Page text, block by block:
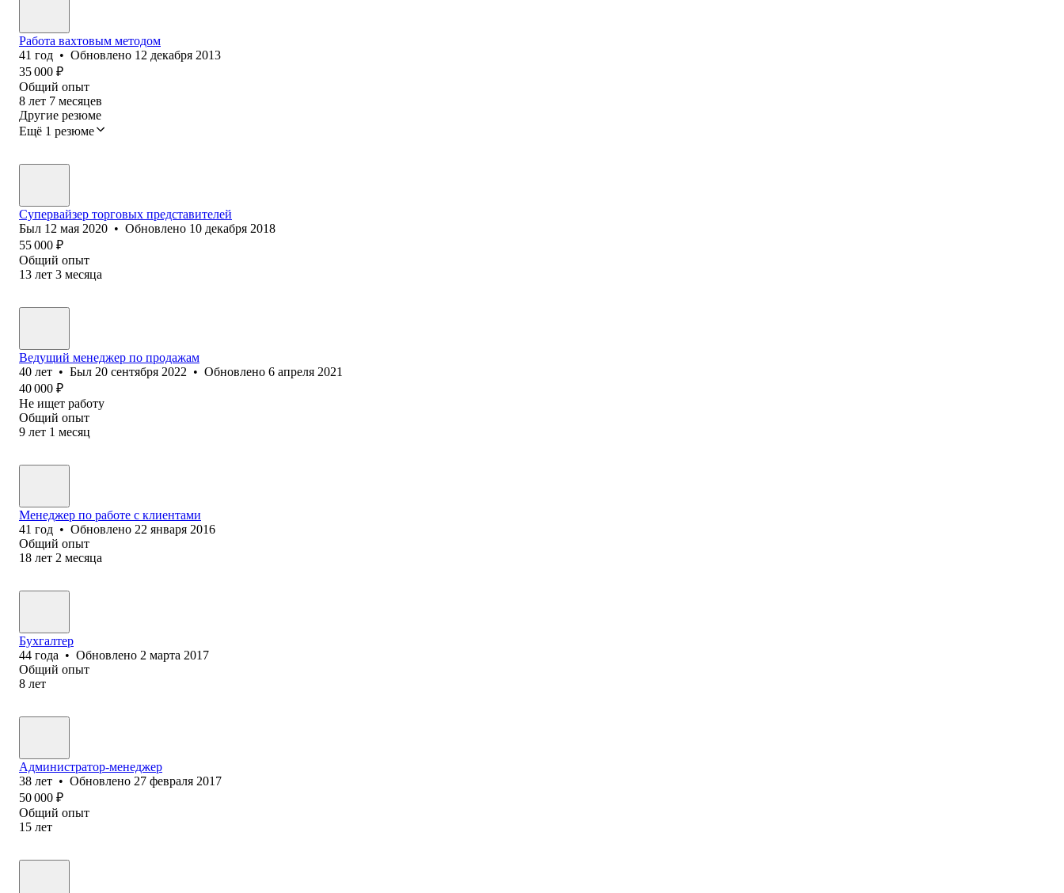
Работа вахтовым методом
41 год • Обновлено 12 декабря 2013
35 000 ₽
Общий опыт
8 лет 7 месяцев
Другие резюме
Ещё 1 резюме
Супервайзер торговых представителей
Был 12 мая 2020 • Обновлено 10 декабря 2018
55 000 ₽
Общий опыт
13 лет 3 месяца
Ведущий менеджер по продажам
40 лет • Был 20 сентября 2022 • Обновлено 6 апреля 2021
40 000 ₽
Не ищет работу
Общий опыт
9 лет 1 месяц
Менеджер по работе с клиентами
41 год • Обновлено 22 января 2016
Общий опыт
18 лет 2 месяца
Бухгалтер
44 года • Обновлено 2 марта 2017
Общий опыт
8 лет
Администратор-менеджер
38 лет • Обновлено 27 февраля 2017
50 000 ₽
Общий опыт
15 лет